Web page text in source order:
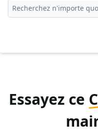
Essayez ce